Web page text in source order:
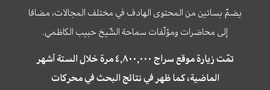
يضمّ بساتين من المحتوى الهادف في مختلف المجالات، مضافا
إلى محاضرات ومؤلّفات سماحة الشّيخ حبيب الكاظمي.
تمّت زيارة موقع سراج ٤,٨٠٠,٠٠٠ مرة خلال الستة أشهر
الماضية، كما ظهر في نتائج البحث في محركات